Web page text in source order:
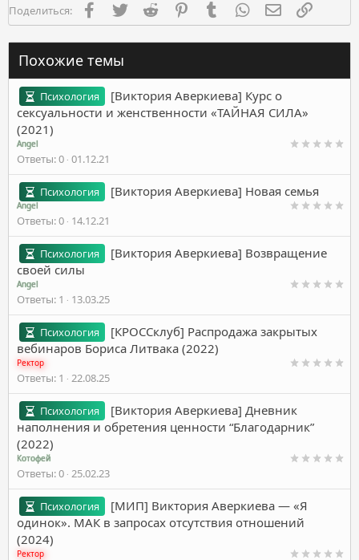
Поделиться: FacebookTwitter Reddit PinterestTumblr WhatsAppЭлектронная
Похожие темы
Психология
[Виктория Аверкиева] Курс о
сексуальности и женственности «ТАЙНАЯ СИЛА»
(2021)
Angel
Ответы 0 01.12.21
Психология [Виктория Аверкиева] Новая семья
Angel
Ответы 0 14.12.21
Психология
[Виктория Аверкиева] Возвращение
своей силы
Angel
Ответы 1 13.03.25
Психология
[КРОССклуб] Распродажа закрытых
вебинаров Бориса Литвака (2022)
Ректор
Ответы 1 22.08.25
Психология
[Виктория Аверкиева] Дневник
наполнения и обретения ценности “Благодарник”
(2022)
Котофей
Ответы 0 25.02.23
Психология
[МИП] Виктория Аверкиева ― «Я
одинок». МАК в запросах отсутствия отношений
(2024)
Ректор